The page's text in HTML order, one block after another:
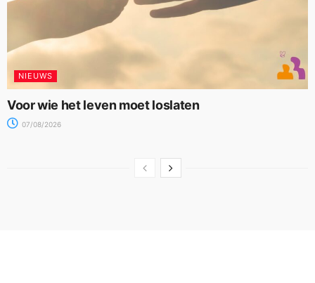
NIEUWS
Voor wie het leven moet loslaten
07/08/2026